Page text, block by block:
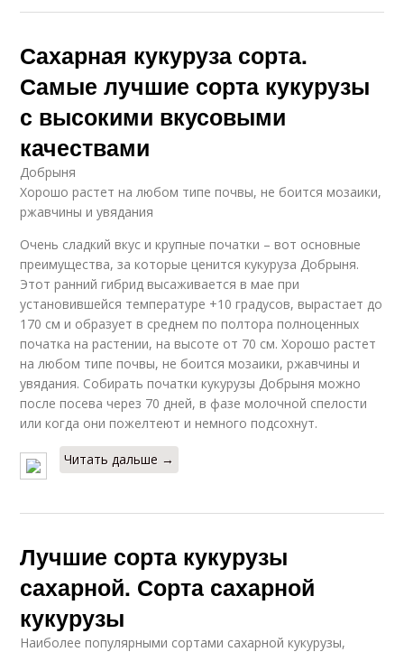
Сахарная кукуруза сорта.
Самые лучшие сорта кукурузы
с высокими вкусовыми
качествами
Добрыня
Хорошо растет на любом типе почвы, не боится мозаики,
ржавчины и увядания
Очень сладкий вкус и крупные початки – вот основные
преимущества, за которые ценится кукуруза Добрыня.
Этот ранний гибрид высаживается в мае при
установившейся температуре +10 градусов, вырастает до
170 см и образует в среднем по полтора полноценных
початка на растении, на высоте от 70 см. Хорошо растет
на любом типе почвы, не боится мозаики, ржавчины и
увядания. Собирать початки кукурузы Добрыня можно
после посева через 70 дней, в фазе молочной спелости
или когда они пожелтеют и немного подсохнут.
Читать дальше →
Лучшие сорта кукурузы
сахарной. Сорта сахарной
кукурузы
Наиболее популярными сортами сахарной кукурузы,